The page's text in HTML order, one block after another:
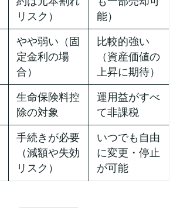
リスク）
能）
やや弱い（固
定金利の場
合）
比較的強い
（資産価値の
上昇に期待）
生命保険料控
除の対象
運用益がすべ
て非課税
手続きが必要
（減額や失効
リスク）
いつでも自由
に変更・停止
が可能